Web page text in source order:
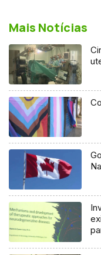
Mais Notícias